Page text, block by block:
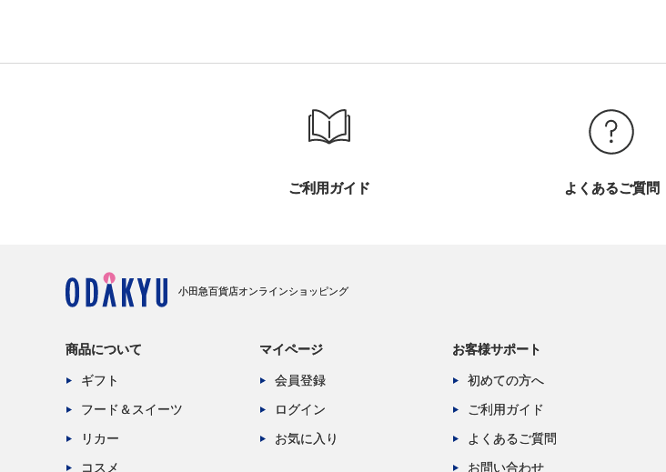
ご利用ガイド よくあるご質問
小田急百貨店オンラインショッピング
商品について
ギフト
フード＆スイーツ
リカー
コスメ
マイページ
会員登録
ログイン
お気に入り
お客様サポート
初めての方へ
ご利用ガイド
よくあるご質問
お問い合わせ